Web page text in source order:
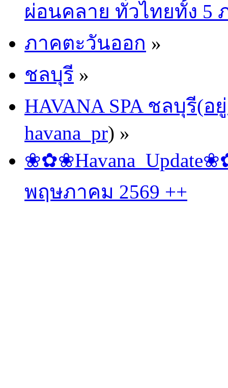
ผ่อนคลาย ทั่วไทยทั้ง 5
ภาคตะวันออก »
ชลบุรี »
HAVANA SPA ชลบุรี(
havana_pr) »
พฤษภาคม 2569 ++